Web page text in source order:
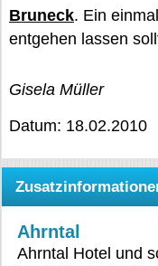
Bruneck. Ein
entgehen lassen
Gisela Müller
Datum: 18.02.2010
Ahrntal
Ahrntal Hotel und